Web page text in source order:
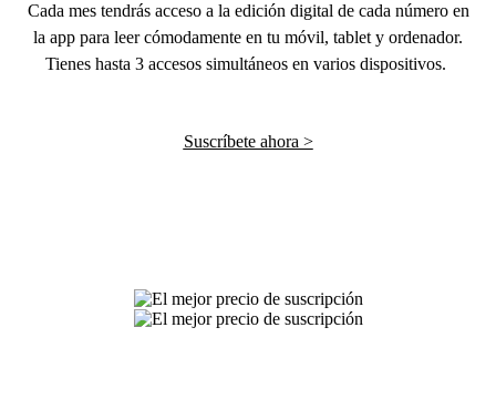
Cada mes tendrás acceso a la edición digital de cada número en
la app para leer cómodamente en tu móvil, tablet y ordenador.
Tienes hasta 3 accesos simultáneos en varios dispositivos.
Suscríbete ahora >